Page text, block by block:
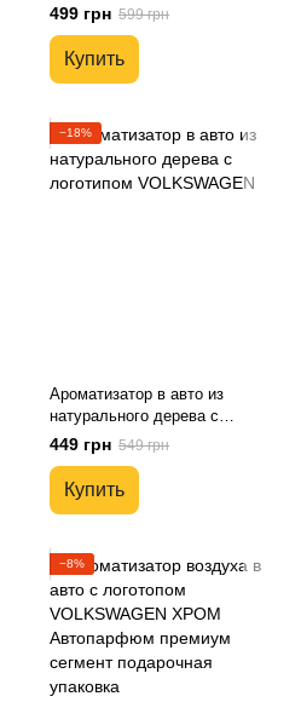
брелок и чехол для
автоключей
499 грн 599 грн
Купить
−18%
Ароматизатор в авто из
натурального дерева с
логотипом VOLKSWAGEN
449 грн 549 грн
Купить
−8%